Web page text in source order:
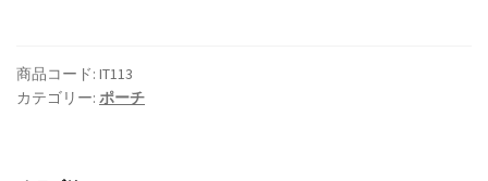
商品コード: IT113
カテゴリー: ポーチ